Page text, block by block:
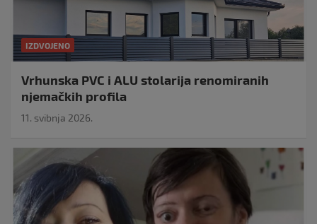
IZDVOJENO
Vrhunska PVC i ALU stolarija renomiranih
njemačkih profila
11. svibnja 2026.